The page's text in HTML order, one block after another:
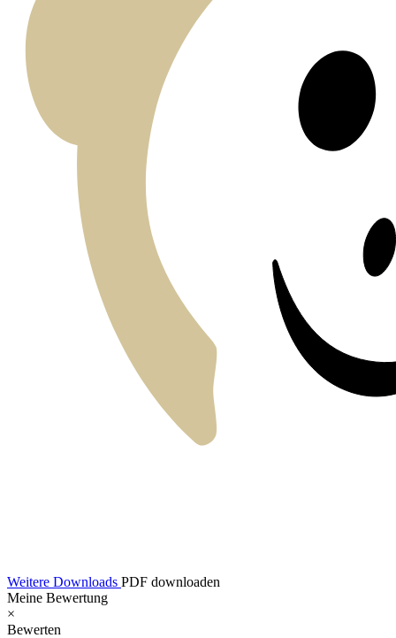
Weitere Downloads PDF downloaden
Meine Bewertung
×
Bewerten